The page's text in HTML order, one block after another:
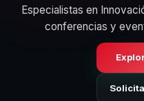
Especialistas en
conferencias y